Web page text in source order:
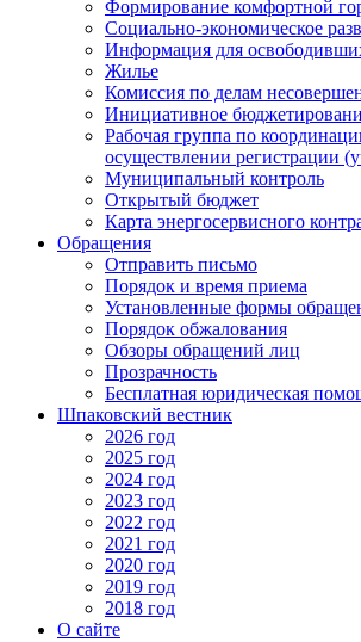
Формирование комфортной
Социально-экономическое
Информация для
Жилье
Комиссия по делам
Инициативное
Рабочая группа по
осуществлении регистрации
Муниципальный контроль
Открытый бюджет
Карта энергосервисного
Обращения
Отправить письмо
Порядок и время приема
Установленные формы
Порядок обжалования
Обзоры обращений лиц
Прозрачность
Бесплатная юридическая
Шпаковский вестник
2026 год
2025 год
2024 год
2023 год
2022 год
2021 год
2020 год
2019 год
2018 год
О сайте